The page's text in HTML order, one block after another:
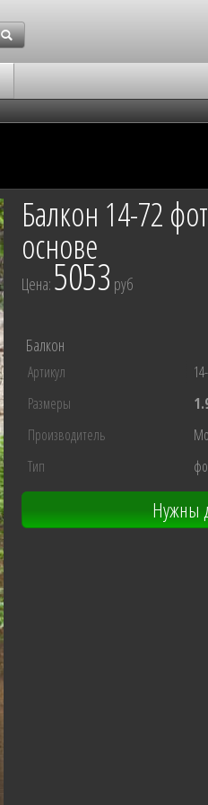
Балкон 14-72
основе
Цена: 5053 руб
Балкон
Артикул
Размеры
Производитель
Тип
Нужны